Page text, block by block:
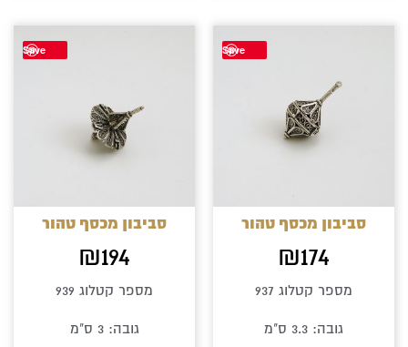
Save
סביבון מכסף טהור
₪174
מספר קטלוג 937
גובה: 3.3 ס"מ
Save
סביבון מכסף טהור
₪194
מספר קטלוג 939
גובה: 3 ס"מ